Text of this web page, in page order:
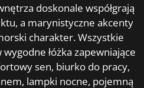
doskonale współgrają
a marynistyczne akcenty
charakter. Wszystkie
łóżka zapewniające
sen, biurko do pracy,
lampki nocne, pojemną